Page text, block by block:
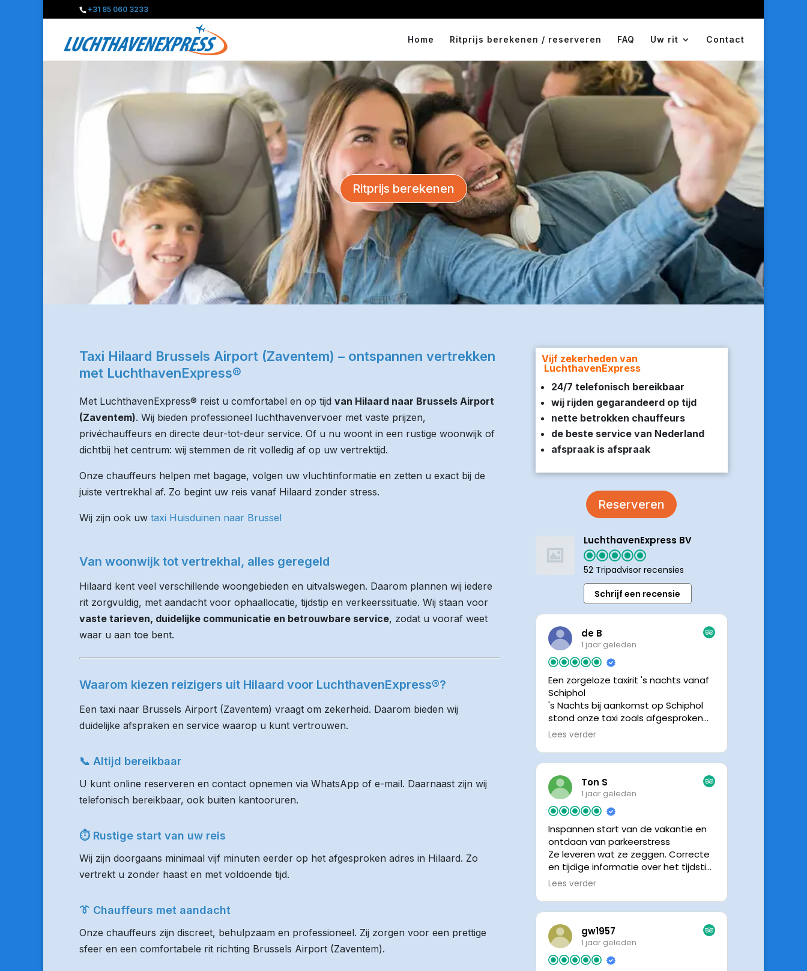
+31 85 060 3233
Home Ritprijs berekenen / reserveren FAQ Uw rit Contact
Ritprijs berekenen
Taxi Hilaard Brussels Airport (Zaventem) – ontspannen vertrekken
met LuchthavenExpress®
Met LuchthavenExpress® reist u comfortabel en op tijd van Hilaard naar Brussels Airport
(Zaventem). Wij bieden professioneel luchthavenvervoer met vaste prijzen,
privéchauffeurs en directe deur-tot-deur service. Of u nu woont in een rustige woonwijk of
dichtbij het centrum: wij stemmen de rit volledig af op uw vertrektijd.
Onze chauffeurs helpen met bagage, volgen uw vluchtinformatie en zetten u exact bij de
juiste vertrekhal af. Zo begint uw reis vanaf Hilaard zonder stress.
Wij zijn ook uw taxi Huisduinen naar Brussel
Van woonwijk tot vertrekhal, alles geregeld
Hilaard kent veel verschillende woongebieden en uitvalswegen. Daarom plannen wij iedere
rit zorgvuldig, met aandacht voor ophaallocatie, tijdstip en verkeerssituatie. Wij staan voor
vaste tarieven, duidelijke communicatie en betrouwbare service, zodat u vooraf weet
waar u aan toe bent.
Waarom kiezen reizigers uit Hilaard voor LuchthavenExpress®?
Een taxi naar Brussels Airport (Zaventem) vraagt om zekerheid. Daarom bieden wij
duidelijke afspraken en service waarop u kunt vertrouwen.
📞 Altijd bereikbaar
U kunt online reserveren en contact opnemen via WhatsApp of e-mail. Daarnaast zijn wij
telefonisch bereikbaar, ook buiten kantooruren.
⏱ Rustige start van uw reis
Wij zijn doorgaans minimaal vijf minuten eerder op het afgesproken adres in Hilaard. Zo
vertrekt u zonder haast en met voldoende tijd.
👔 Chauffeurs met aandacht
Onze chauffeurs zijn discreet, behulpzaam en professioneel. Zij zorgen voor een prettige
sfeer en een comfortabele rit richting Brussels Airport (Zaventem).
Vijf zekerheden van
LuchthavenExpress
24/7 telefonisch bereikbaar
wij rijden gegarandeerd op tijd
nette betrokken chauffeurs
de beste service van Nederland
afspraak is afspraak
Reserveren
LuchthavenExpress BV
52 Tripadvisor recensies
Schrijf een recensie
de B
1 jaar geleden
Een zorgeloze taxirit 's nachts vanaf
Schiphol
's Nachts bij aankomst op Schiphol
stond onze taxi zoals afgesproken
keurig te wachten. Dankzij de goede
chauffeur wisten we precies waar de
chauffeur, met een prachtige auto
was het een comfortabele rit. Graag
tot de volgende de keer.
Lees verder
Ton S
1 jaar geleden
Inspannen start van de vakantie en
ontdaan van parkeerstress
Ze leveren wat ze zeggen. Correcte
en tijdige informatie over het tijdstip
van ophalen. Voldeed ook nu weer
Lees verder
gw1957
1 jaar geleden